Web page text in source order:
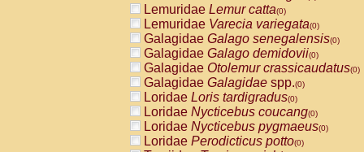
AtelidaeAlouatta fusca(0)
AtelidaeAlouatta seniculus(0)
AtelidaeAlouattaspp.(0)
AtelidaeAteles belzebuth(0)
AtelidaeAteles geoffroyi(0)
AtelidaeAteles paniscus(0)
AtelidaeAtelesspp.(0)
AtelidaeLagothrix lagothricha(0)
AtelidaeLagothrix lagothricha cana
PitheciidaeCacajao calvus
Lemuridae Lemur catta(0)
Lemuridae Varecia variegata(0)
Galagidae Galago senegalensis(0)
Galagidae Galago demidovii(0)
Galagidae Otolemur crassicaudatus(0)
Galagidae Galagidae spp.(0)
Loridae Loris tardigradus(0)
Loridae Nycticebus coucang(0)
Loridae Nycticebus pygmaeus(0)
Loridae Perodicticus potto(0)